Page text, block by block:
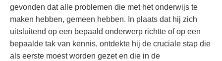
gevonden dat alle problemen die met het onderwijs te
maken hebben, gemeen hebben. In plaats dat hij zich
uitsluitend op een bepaald onderwerp richtte of op een
bepaalde tak van kennis, ontdekte hij de cruciale stap die
als eerste moest worden gezet en die in de